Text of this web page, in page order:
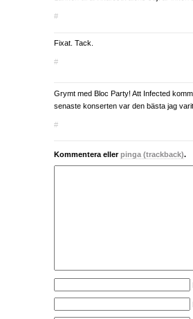
#
Fixat. Tack.
#
Grymt med Bloc Party! Att Infected
senaste konserten var den bästa jag
#
Kommentera ellerpinga (trackback).